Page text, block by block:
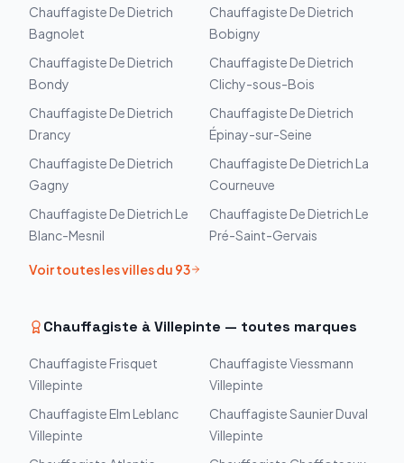
Chauffagiste De Dietrich
Bagnolet
Chauffagiste De Dietrich
Bobigny
Chauffagiste De Dietrich
Bondy
Chauffagiste De Dietrich
Clichy-sous-Bois
Chauffagiste De Dietrich
Drancy
Chauffagiste De Dietrich
Épinay-sur-Seine
Chauffagiste De Dietrich
Gagny
Chauffagiste De Dietrich La
Courneuve
Chauffagiste De Dietrich Le
Blanc-Mesnil
Chauffagiste De Dietrich Le
Pré-Saint-Gervais
Voir toutes les villes du 93
Chauffagiste àVillepinte — toutes marques
Chauffagiste Frisquet
Villepinte
ChauffagisteViessmann
Villepinte
Chauffagiste Elm Leblanc
Villepinte
ChauffagisteSaunier Duval
Villepinte